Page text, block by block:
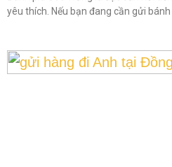
yêu thích. Nếu bạn đang cần gửi